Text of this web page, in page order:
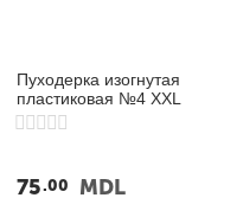
Пуходерка изогнутая
пластиковая №4 XXL
75 00 MDL